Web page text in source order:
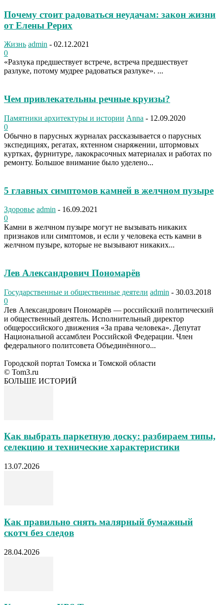
Почему стоит радоваться неудачам: закон жизни
от Елены Рерих
Жизнь admin - 02.12.2021
0
«Разлука предшествует встрече, встреча предшествует
разлуке, потому мудрее радоваться разлуке». ...
Чем привлекательны речные круизы?
Памятники архитектуры и истории Anna - 12.09.2020
0
Обычно в парусных журналах рассказывается о парусных
экспедициях, регатах, яхтенном снаряжении, штормовых
куртках, фурнитуре, лакокрасочных материалах и работах по
ремонту. Большое внимание было уделено...
5 главных симптомов камней в желчном пузыре
Здоровье admin - 16.09.2021
0
Камни в желчном пузыре могут не вызывать никаких
признаков или симптомов, и если у человека есть камни в
желчном пузыре, которые не вызывают никаких...
Лев Александрович Пономарёв
Государственные и общественные деятели admin - 30.03.2018
0
Лев Александрович Пономарёв — российский политический
и общественный деятель. Исполнительный директор
общероссийского движения «За права человека». Депутат
Национальной ассамблеи Российской Федерации. Член
федерального политсовета Объединённого...
Городской портал Томска и Томской области
© Tom3.ru
БОЛЬШЕ ИСТОРИЙ
Как выбрать паркетную доску: разбираем типы,
селекцию и технические характеристики
13.07.2026
Как правильно снять малярный бумажный
скотч без следов
28.04.2026